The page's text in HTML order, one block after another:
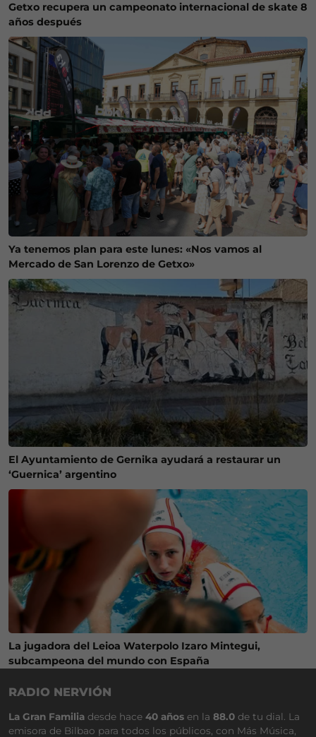
Getxo recupera un campeonato internacional de skate 8
años después
Ya tenemos plan para este lunes: «Nos vamos al
Mercado de San Lorenzo de Getxo»
El Ayuntamiento de Gernika ayudará a restaurar un
‘Guernica’ argentino
La jugadora del Leioa Waterpolo Izaro Mintegui,
subcampeona del mundo con España
RADIO NERVIÓN
La Gran Familia desde hace 40 años en la 88.0 de tu dial. La
emisora de Bilbao para todos los públicos, con Más Música,